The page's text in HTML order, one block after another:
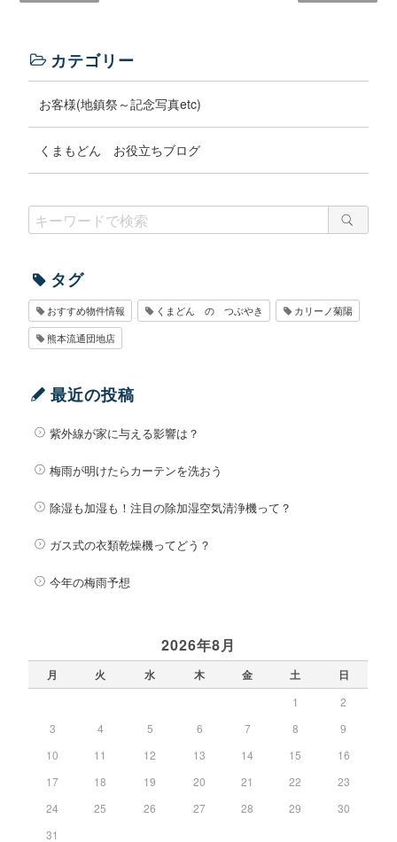
カテゴリー
お客様(地鎮祭～記念写真etc)
くまもどん お役立ちブログ
タグ
おすすめ物件情報 くまどん の つぶやき
カリーノ菊陽
熊本流通団地店
最近の投稿
紫外線が家に与える影響は？
梅雨が明けたらカーテンを洗おう
除湿も加湿も！注目の除加湿空気清浄機って？
ガス式の衣類乾燥機ってどう？
今年の梅雨予想
2026年8月
月 火 水 木 金 土 日
1
2
3
4 5 6 7 8
9
10
11 12 13 14 15
16
17
18 19 20 21 22
23
24
25 26 27 28 29
30
31